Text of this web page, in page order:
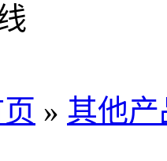
» 其他产